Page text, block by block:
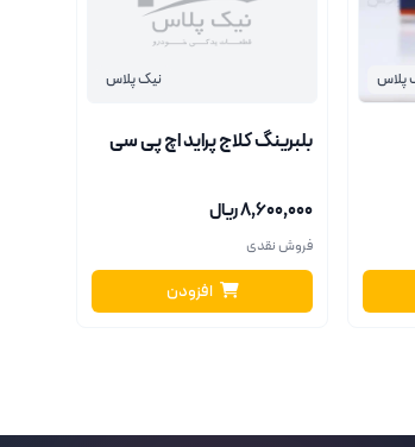
پلاس نیک پلاس
بلبرینگ کلاج پراید اچ پی سی
۸٬۶۰۰٬۰۰۰ ریال
فروش نقدی
افزودن